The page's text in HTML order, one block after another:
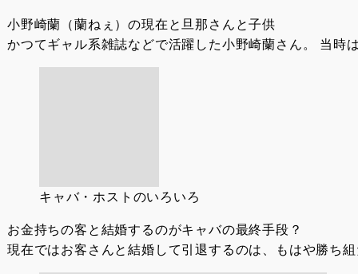
小野崎蘭（蘭ねぇ）の現在と旦那さんと子供
かつてギャル系雑誌などで活躍した小野崎蘭さん。 当時
キャバ・ホストのいろいろ
お金持ちの客と結婚するのがキャバの最終手段？
現在ではお客さんと結婚して引退するのは、もはや勝ち